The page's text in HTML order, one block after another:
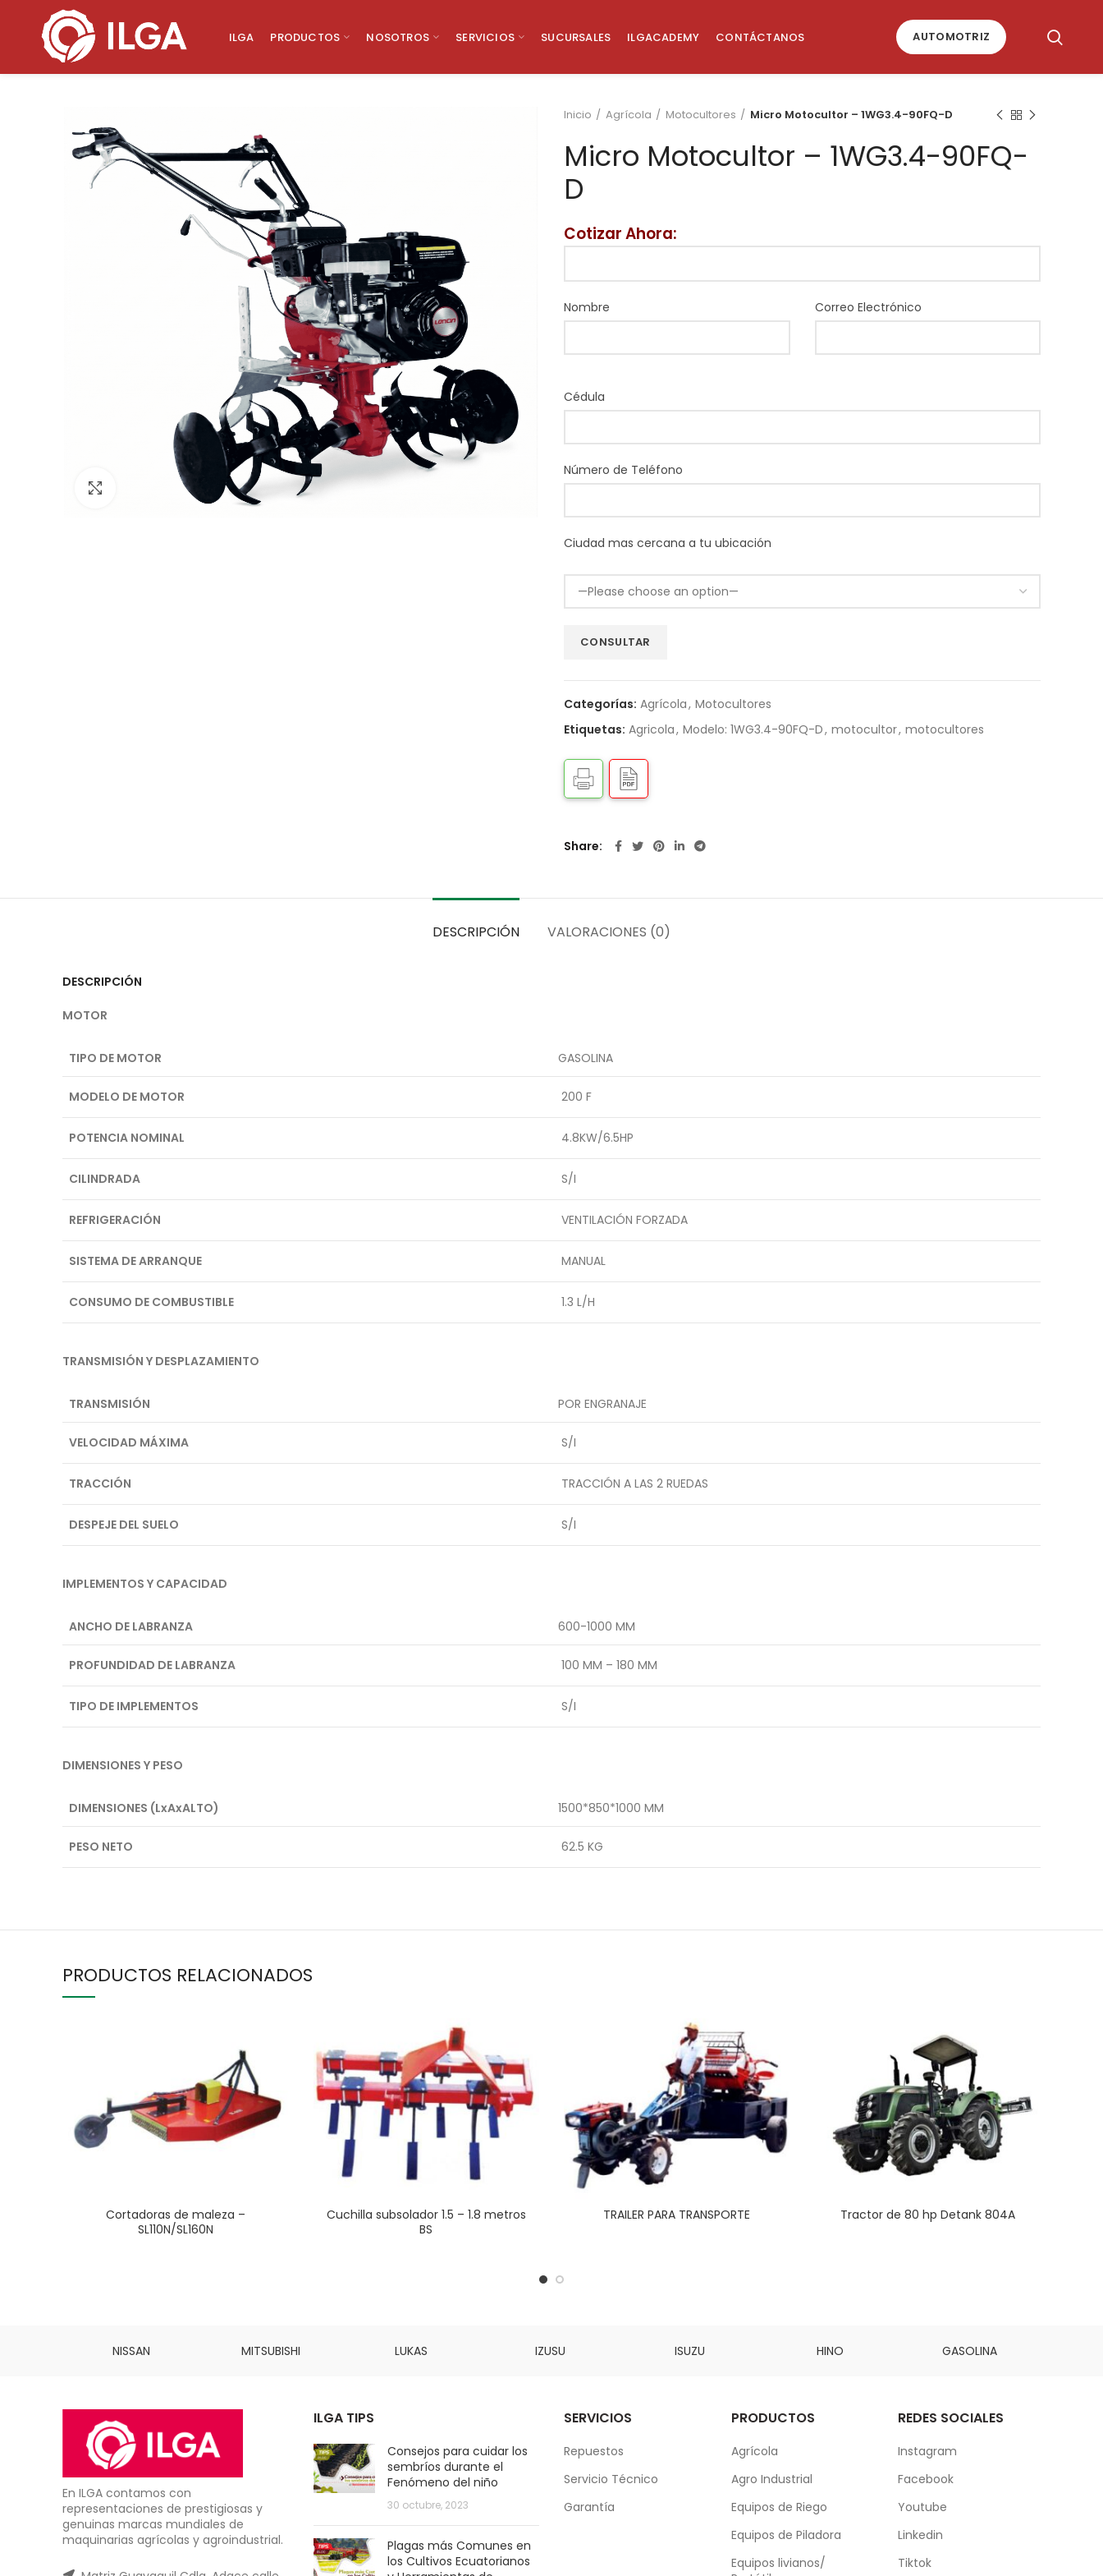
ILGA PRODUCTOS NOSOTROS SERVICIOS SUCURSALES ILGACADEMY CONTÁCTANOS AUTOMOTRIZ
Click to enlarge
Inicio Agrícola Motocultores Micro Motocultor – 1WG3.4-90FQ-D
Micro Motocultor – 1WG3.4-90FQ-
D
Cotizar Ahora:
Nombre Correo Electrónico
Cédula
Número de Teléfono
Ciudad mas cercana a tu ubicación
Categorías: Agrícola, Motocultores
Etiquetas: Agricola, Modelo: 1WG3.4-90FQ-D, motocultor, motocultores
Share
DESCRIPCIÓN VALORACIONES (0)
DESCRIPCIÓN
MOTOR
TIPO DE MOTOR GASOLINA
MODELO DE MOTOR 200 F
POTENCIA NOMINAL 4.8KW/6.5HP
CILINDRADA S/I
REFRIGERACIÓN VENTILACIÓN FORZADA
SISTEMA DE ARRANQUE MANUAL
CONSUMO DE COMBUSTIBLE 1.3 L/H
TRANSMISIÓN Y DESPLAZAMIENTO
TRANSMISIÓN POR ENGRANAJE
VELOCIDAD MÁXIMA S/I
TRACCIÓN TRACCIÓN A LAS 2 RUEDAS
DESPEJE DEL SUELO S/I
IMPLEMENTOS Y CAPACIDAD
ANCHO DE LABRANZA 600-1000 MM
PROFUNDIDAD DE LABRANZA 100 MM – 180 MM
TIPO DE IMPLEMENTOS S/I
DIMENSIONES Y PESO
DIMENSIONES (LxAxALTO) 1500*850*1000 MM
PESO NETO 62.5 KG
PRODUCTOS RELACIONADOS
Cortadoras de maleza –
SL110N/SL160N
Cuchilla subsolador 1.5 – 1.8 metros
BS
TRAILER PARA TRANSPORTE Tractor de 80 hp Detank 804A
NISSAN MITSUBISHI LUKAS IZUSU ISUZU HINO GASOLINA
En ILGA contamos con
representaciones de prestigiosas y
genuinas marcas mundiales de
maquinarias agrícolas y agroindustrial.
ILGA TIPS
Consejos para cuidar los
sembríos durante el
Fenómeno del niño
30 octubre, 2023
Plagas más Comunes en
los Cultivos Ecuatorianos
SERVICIOS
Repuestos
Servicio Técnico
Garantía
PRODUCTOS
Agrícola
Agro Industrial
Equipos de Riego
Equipos de Piladora
Equipos livianos/
REDES SOCIALES
Instagram
Facebook
Youtube
Linkedin
Tiktok